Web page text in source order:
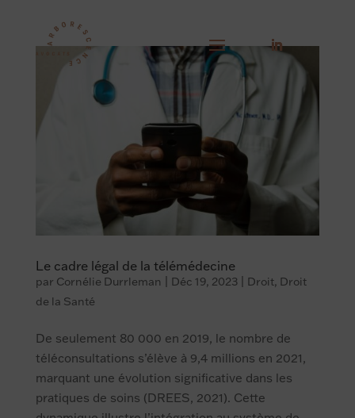
Le cadre légal de la télémédecine
par Cornélie Durrleman Déc 19, 2023| Droit, Droit
de la Santé
De seulement 80 000 en 2019, le nombre de
téléconsultations s’élève à 9,4 millions en 2021,
marquant une évolution significative dans les
pratiques de soins (DREES, 2021). Cette